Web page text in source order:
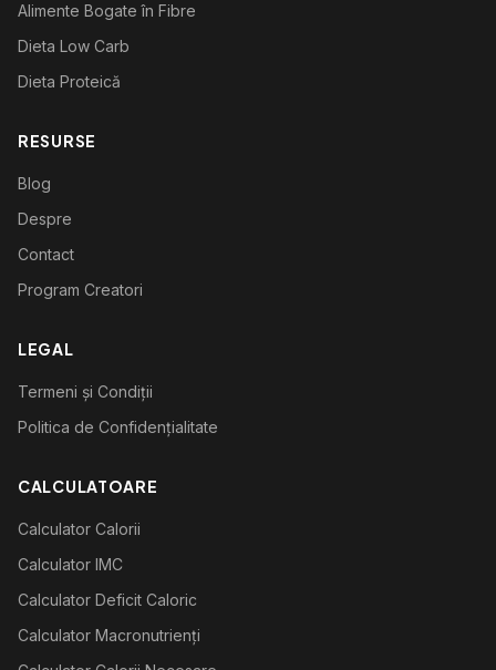
Alimente Bogate în Fibre
Dieta Low Carb
Dieta Proteică
RESURSE
Blog
Despre
Contact
Program Creatori
LEGAL
Termeni și Condiții
Politica de Confidențialitate
CALCULATOARE
Calculator Calorii
Calculator IMC
Calculator Deficit Caloric
Calculator Macronutrienți